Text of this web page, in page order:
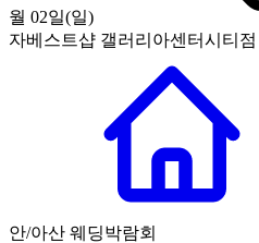
월 02일(일)
자베스트샵 갤러리아센터시티점
안/아산 웨딩박람회